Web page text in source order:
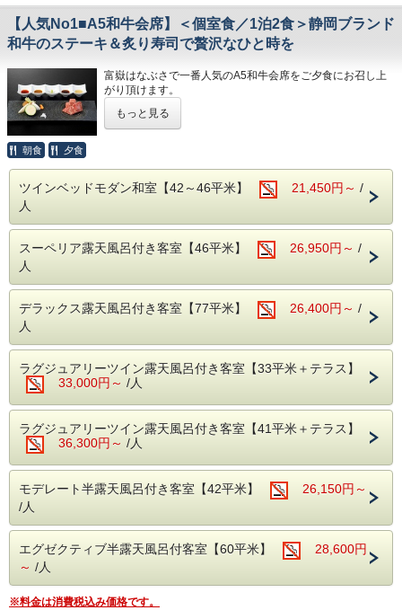
「ちょっとずつを沢山」お召し上がりいただく和定食です。
◆お子様の夕食についてのご注意事項
・小学生高学年 お子様定食＋お造り
※小学校高学年でたくさん召し上がるお子様は、大人でのご
予約をお勧めします
◆お食事提供場所
【温泉】
アルカリ性単純泉で肌に優しい温泉です。
が、のんびり寛げる貸切露天風呂（3か所）でお楽しみくだ
【人気No1■A5和牛会席】＜個室食／1泊2食＞静岡ブランド
和牛のステーキ＆炙り寿司で贅沢なひと時を
富嶽はなぶさで一番人気のA5和牛会席をご夕食にお召し上
がり頂けます。
またご滞在中、快適に過ごすことがでるよう、HANA Style
のおもてなしもご用意しております。
・ラウンジでのゆったりチェックイン＆ウェルカムドリンク
のご用意（ご提供は17時まで）
・フリードリンクタイムあり（2Fラウンジにて・セルフ
式）
・女性には彩浴衣の無料貸し出し
す。
（24時～朝5時半はクローズ）
・お部屋は全て狩野川に面した、解放感溢れるお部屋。
【ご夕食】
富嶽はなぶさのスタンダード（伊豆会席に）静岡産Ａ５和牛
のステーキが付くグルメ満喫の「A5和牛会席」をご用意致
します。
ステーキはA5ランク「しずおか和牛 頂上」という地元ブラ
ンド牛で、お好みの焼き加減でお召し上がり頂けます。
ジューシーで、やわらかいお肉をぜひ味わってください。
料理人こだわりのお料理が並びます。
〆は、富嶽はなぶさ名物、本山葵をすりおろしてご飯に乗せ
お肉はもちろんですが、海の幸、伊豆の山の幸も存分にお楽
しみ頂けます。
ワビの蒸し焼きへ変更させていただきます。
もっと見る
朝食 夕食
ツインベッドモダン和室【42～46平米】 21,450円～ /
人
スーペリア露天風呂付き客室【46平米】 26,950円～ /
人
デラックス露天風呂付き客室【77平米】 26,400円～ /
人
ラグジュアリーツイン露天風呂付き客室【33平米＋テラス】
33,000円～ /人
ラグジュアリーツイン露天風呂付き客室【41平米＋テラス】
36,300円～ /人
モデレート半露天風呂付き客室【42平米】
26,150円～
/人
エグゼクティブ半露天風呂付客室【60平米】
28,600円
～ /人
※料金は消費税込み価格です。